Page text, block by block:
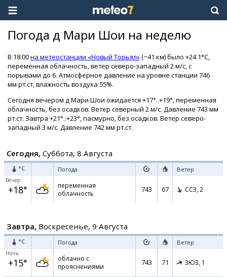
Погода д Мари Шои на неделю
В 18:00на метеостанции «Новый Торьял»(~41 км) было +24.1°C,
переменная облачность, ветер северо-западный 2 м/с, с
порывами до 6. Атмосферное давление на уровне станции 746
мм рт.ст, влажность воздуха 55%.
Сегодня вечером д Мари Шои ожидается +17°..+19°, переменная
облачность, без осадков. Ветер северный 2 м/с. Давление 743 мм
рт.ст. Завтра +21°..+23°, пасмурно, без осадков. Ветер северо-
западный 3 м/с. Давление 742 мм рт.ст.
Сегодня, Суббота, 8 Августа
°C Погода Ветер
Вечер
+18°
переменная
облачность
743 67 ССЗ, 2
Завтра, Воскресенье, 9 Августа
°C Погода Ветер
Ночь
+15°
облачно с
прояснениями
743 71 ЗЮЗ, 1